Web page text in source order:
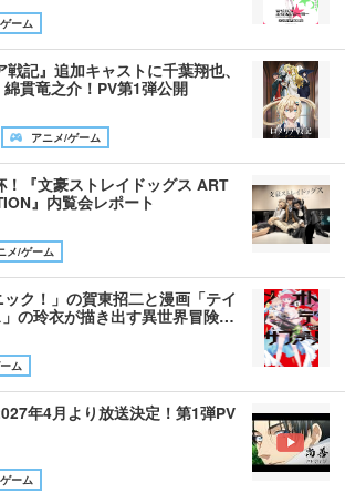
ーム
記』追加キャストに千葉翔也、
貫竜之介！PV第1弾公開
アニメ/ゲーム
！『文豪ストレイドッグス ART
』内覧会レポート
メ/ゲーム
ック！」の賀東招二と漫画「テイ
の玲衣が描き出す異世界冒険…
ム
年4月より放送決定！第1弾PV
ーム